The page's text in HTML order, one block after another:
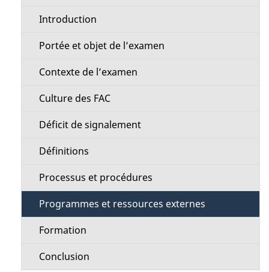
Introduction
Portée et objet de l’examen
Contexte de l’examen
Culture des FAC
Déficit de signalement
Définitions
Processus et procédures
Programmes et ressources externes
Formation
Conclusion